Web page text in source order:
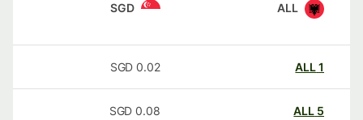
ALL
SGD
ALL
0.02
SGD
ALL
0.08
SGD